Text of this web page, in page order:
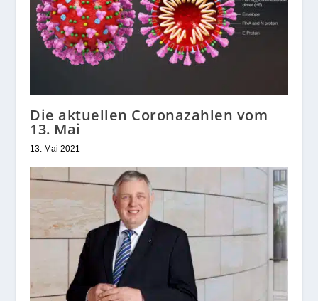
Die aktuellen Coronazahlen vom
13. Mai
13. Mai 2021